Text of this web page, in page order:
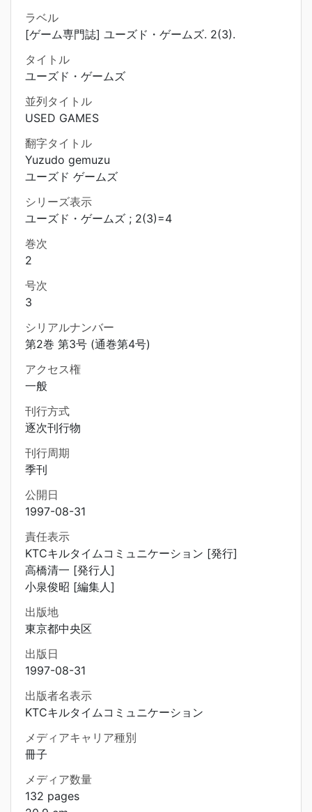
ラベル
[ゲーム専門誌] ユーズド・ゲームズ. 2(3).
タイトル
ユーズド・ゲームズ
並列タイトル
USED GAMES
翻字タイトル
Yuzudo gemuzu
ユーズド ゲームズ
シリーズ表示
ユーズド・ゲームズ ; 2(3)=4
巻次
2
号次
3
シリアルナンバー
第2巻 第3号 (通巻第4号)
アクセス権
一般
刊行方式
逐次刊行物
刊行周期
季刊
公開日
1997-08-31
責任表示
KTCキルタイムコミュニケーション [発行]
高橋清一 [発行人]
小泉俊昭 [編集人]
出版地
東京都中央区
出版日
1997-08-31
出版者名表示
KTCキルタイムコミュニケーション
メディアキャリア種別
冊子
メディア数量
132 pages